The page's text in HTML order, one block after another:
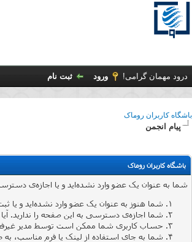
درود مهمان گرامی! ورود ثبت نام
باشگاه کاربران روماک
پیام انجمن
باشگاه کاربران روماک
شما به عنوان یک عضو وارد نشده‌اید و یا اجازه‌ی
شما هنوز به عنوان یک عضو وارد نشده‌اید و یا
شما اجازه‌ی دسترسی به این صفحه را ندارید.
حساب کاربری شما ممکن است توسط مدیر
شما به جای استفاده از لینک یا فرم مناسب،